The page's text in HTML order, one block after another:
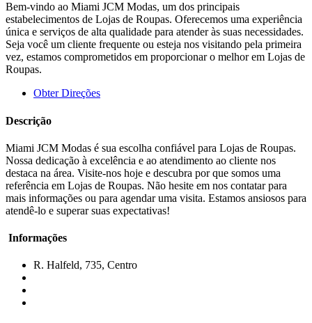
Bem-vindo ao Miami JCM Modas, um dos principais
estabelecimentos de Lojas de Roupas. Oferecemos uma experiência
única e serviços de alta qualidade para atender às suas necessidades.
Seja você um cliente frequente ou esteja nos visitando pela primeira
vez, estamos comprometidos em proporcionar o melhor em Lojas de
Roupas.
Obter Direções
Descrição
Miami JCM Modas é sua escolha confiável para Lojas de Roupas.
Nossa dedicação à excelência e ao atendimento ao cliente nos
destaca na área. Visite-nos hoje e descubra por que somos uma
referência em Lojas de Roupas. Não hesite em nos contatar para
mais informações ou para agendar uma visita. Estamos ansiosos para
atendê-lo e superar suas expectativas!
Informações
R. Halfeld, 735, Centro